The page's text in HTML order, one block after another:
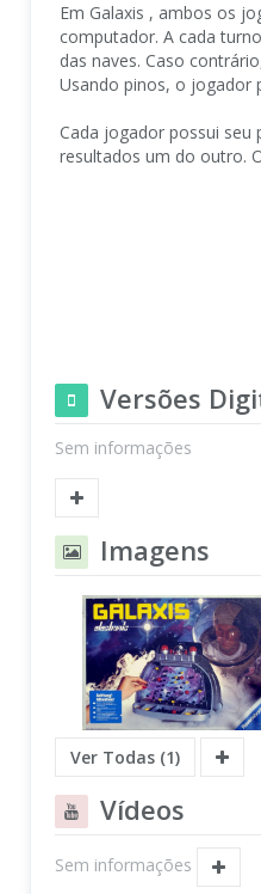
Em Galaxis , ambos os
computador. A cada
das naves. Caso
Usando pinos, o jogador
Cada jogador possui
resultados um do outro.
Versões
Sem informações
Imagens
Ver Todas (1)
Vídeos
Sem informações